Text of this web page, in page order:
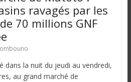
ravagés par les
70 millions GNF
dans la nuit du jeudi au vendredi,
au grand marché de